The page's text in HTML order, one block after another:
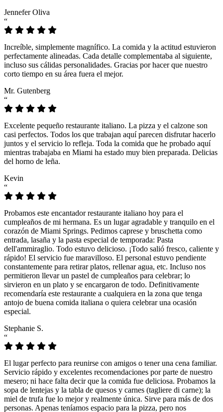
Jennefer Oliva
“
Increíble, simplemente magnífico. La comida y la actitud estuvieron
perfectamente alineadas. Cada detalle complementaba al siguiente,
incluso sus cálidas personalidades. Gracias por hacer que nuestro
corto tiempo en su área fuera el mejor.
Mr. Gutenberg
“
Excelente pequeño restaurante italiano. La pizza y el calzone son
casi perfectos. Todos los que trabajan aquí parecen disfrutar hacerlo
juntos y el servicio lo refleja. Toda la comida que he probado aquí
mientras trabajaba en Miami ha estado muy bien preparada. Delicias
del horno de leña.
Kevin
“
Probamos este encantador restaurante italiano hoy para el
cumpleaños de mi hermana. Es un lugar agradable y tranquilo en el
corazón de Miami Springs. Pedimos caprese y bruschetta como
entrada, lasaña y la pasta especial de temporada: Pasta
dell'ammiraglio. Todo estuvo delicioso. ¡Todo salió fresco, caliente y
rápido! El servicio fue maravilloso. El personal estuvo pendiente
constantemente para retirar platos, rellenar agua, etc. Incluso nos
permitieron llevar un pastel de cumpleaños para celebrar; lo
sirvieron en un plato y se encargaron de todo. Definitivamente
recomendaría este restaurante a cualquiera en la zona que tenga
antojo de buena comida italiana o quiera celebrar una ocasión
especial.
Stephanie S.
“
El lugar perfecto para reunirse con amigos o tener una cena familiar.
Servicio rápido y excelentes recomendaciones por parte de nuestro
mesero; ni hace falta decir que la comida fue deliciosa. Probamos la
sopa de lentejas y la tabla de quesos y carnes (tagliere di carne); la
miel de trufa fue lo mejor y realmente única. Sirve para más de dos
personas. Apenas teníamos espacio para la pizza, pero nos